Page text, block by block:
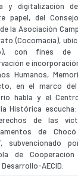
y digitalización
papel, del
la Asociación
(Cocomacia),
con fines de
e
Humanos,
en el marco del
habla y el
Histórica
de las
de
subvencionado
de Cooperación
AECID.